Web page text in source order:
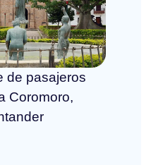
de pasajeros
Coromoro,